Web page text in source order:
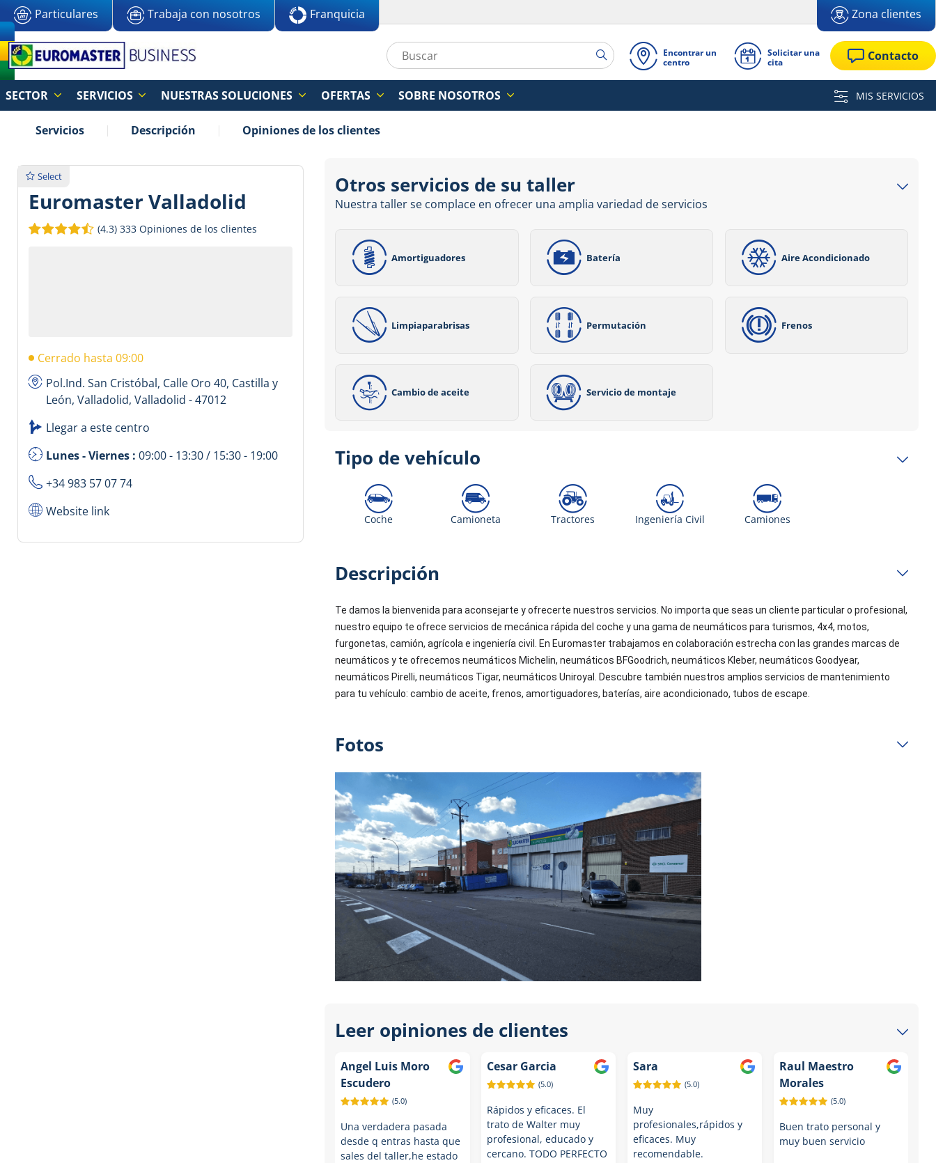
Particulares Trabaja con nosotros Franquicia Zona clientes
Encontrar un
centro
Solicitar una
cita
Contacto
SECTOR SERVICIOS NUESTRAS SOLUCIONES OFERTAS SOBRE NOSOTROS MIS SERVICIOS
Servicios Descripción Opiniones de los clientes
Select
Euromaster Valladolid
(4.3) 333 Opiniones de los clientes
Cerrado hasta 09:00
Pol.Ind. San Cristóbal, Calle Oro 40, Castilla y
León, Valladolid, Valladolid - 47012
Llegar a este centro
Lunes - Viernes : 09:00 - 13:30 / 15:30 - 19:00
+34 983 57 07 74
Website link
Otros servicios de su taller
Nuestra taller se complace en ofrecer una amplia variedad de servicios
Amortiguadores Batería Aire Acondicionado
Limpiaparabrisas Permutación Frenos
Cambio de aceite Servicio de montaje
Tipo de vehículo
Coche Camioneta Tractores Ingeniería Civil Camiones
Descripción
Te damos la bienvenida para aconsejarte y ofrecerte nuestros servicios. No importa que seas un cliente particular o profesional,
nuestro equipo te ofrece servicios de mecánica rápida del coche y una gama de neumáticos para turismos, 4x4, motos,
furgonetas, camión, agrícola e ingeniería civil. En Euromaster trabajamos en colaboración estrecha con las grandes marcas de
neumáticos y te ofrecemos neumáticos Michelin, neumáticos BFGoodrich, neumáticos Kleber, neumáticos Goodyear,
neumáticos Pirelli, neumáticos Tigar, neumáticos Uniroyal. Descubre también nuestros amplios servicios de mantenimiento
para tu vehículo: cambio de aceite, frenos, amortiguadores, baterías, aire acondicionado, tubos de escape.
Fotos
Leer opiniones de clientes
Angel Luis Moro
Escudero
(5.0)
Una verdadera pasada
desde q entras hasta que
sales del taller,he estado
Cesar Garcia
(5.0)
Rápidos y eficaces. El
trato de Walter muy
profesional, educado y
cercano. TODO PERFECTO
Sara
(5.0)
Muy
profesionales,rápidos y
eficaces. Muy
recomendable.
Raul Maestro
Morales
(5.0)
Buen trato personal y
muy buen servicio